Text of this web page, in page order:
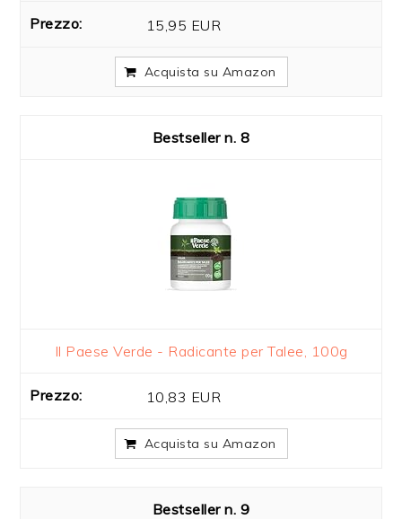
15,95 EUR
Acquista su Amazon
8
Il Paese Verde - Radicante per Talee, 100g
10,83 EUR
Acquista su Amazon
9